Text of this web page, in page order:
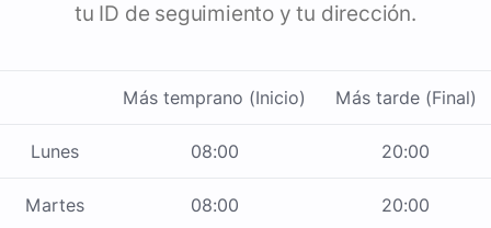
tu ID de seguimiento y tu dirección.
Más temprano (Inicio) Más tarde (Final)
Lunes 08:00 20:00
Martes 08:00 20:00